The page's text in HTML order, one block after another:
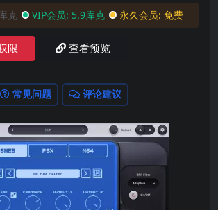
克 VIP会员: 5.9库克 永久会员: 免费
限 查看预览
常见问题 评论建议